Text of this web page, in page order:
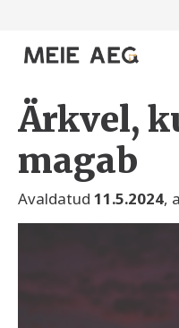
Esileht
Rubriigid
Toimetus
Ärkvel,
magab
Avaldatud 11.5.2024,